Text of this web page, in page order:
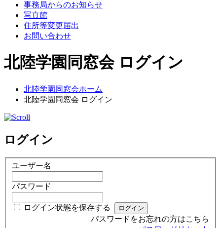
事務局からのお知らせ
写真館
住所等変更届出
お問い合わせ
北陸学園同窓会 ログイン
北陸学園同窓会ホーム
北陸学園同窓会 ログイン
ログイン
ユーザー名
パスワード
ログイン状態を保存する
パスワードをお忘れの方はこちら